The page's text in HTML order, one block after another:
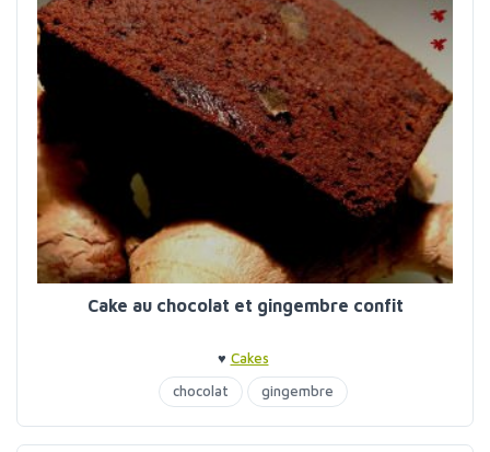
Cake au chocolat et gingembre confit
♥ Cakes
chocolat
gingembre